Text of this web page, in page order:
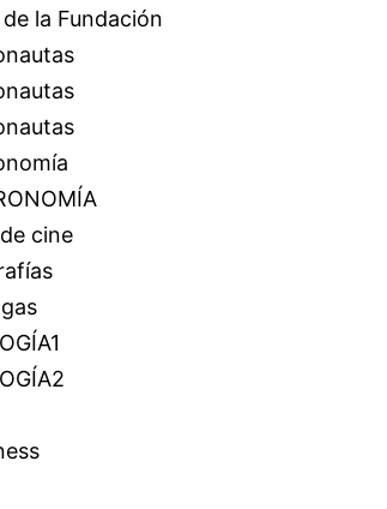
la Fundación
cine